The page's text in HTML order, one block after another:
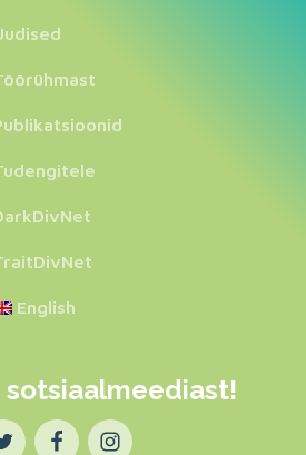
English
sotsiaalmeediast!